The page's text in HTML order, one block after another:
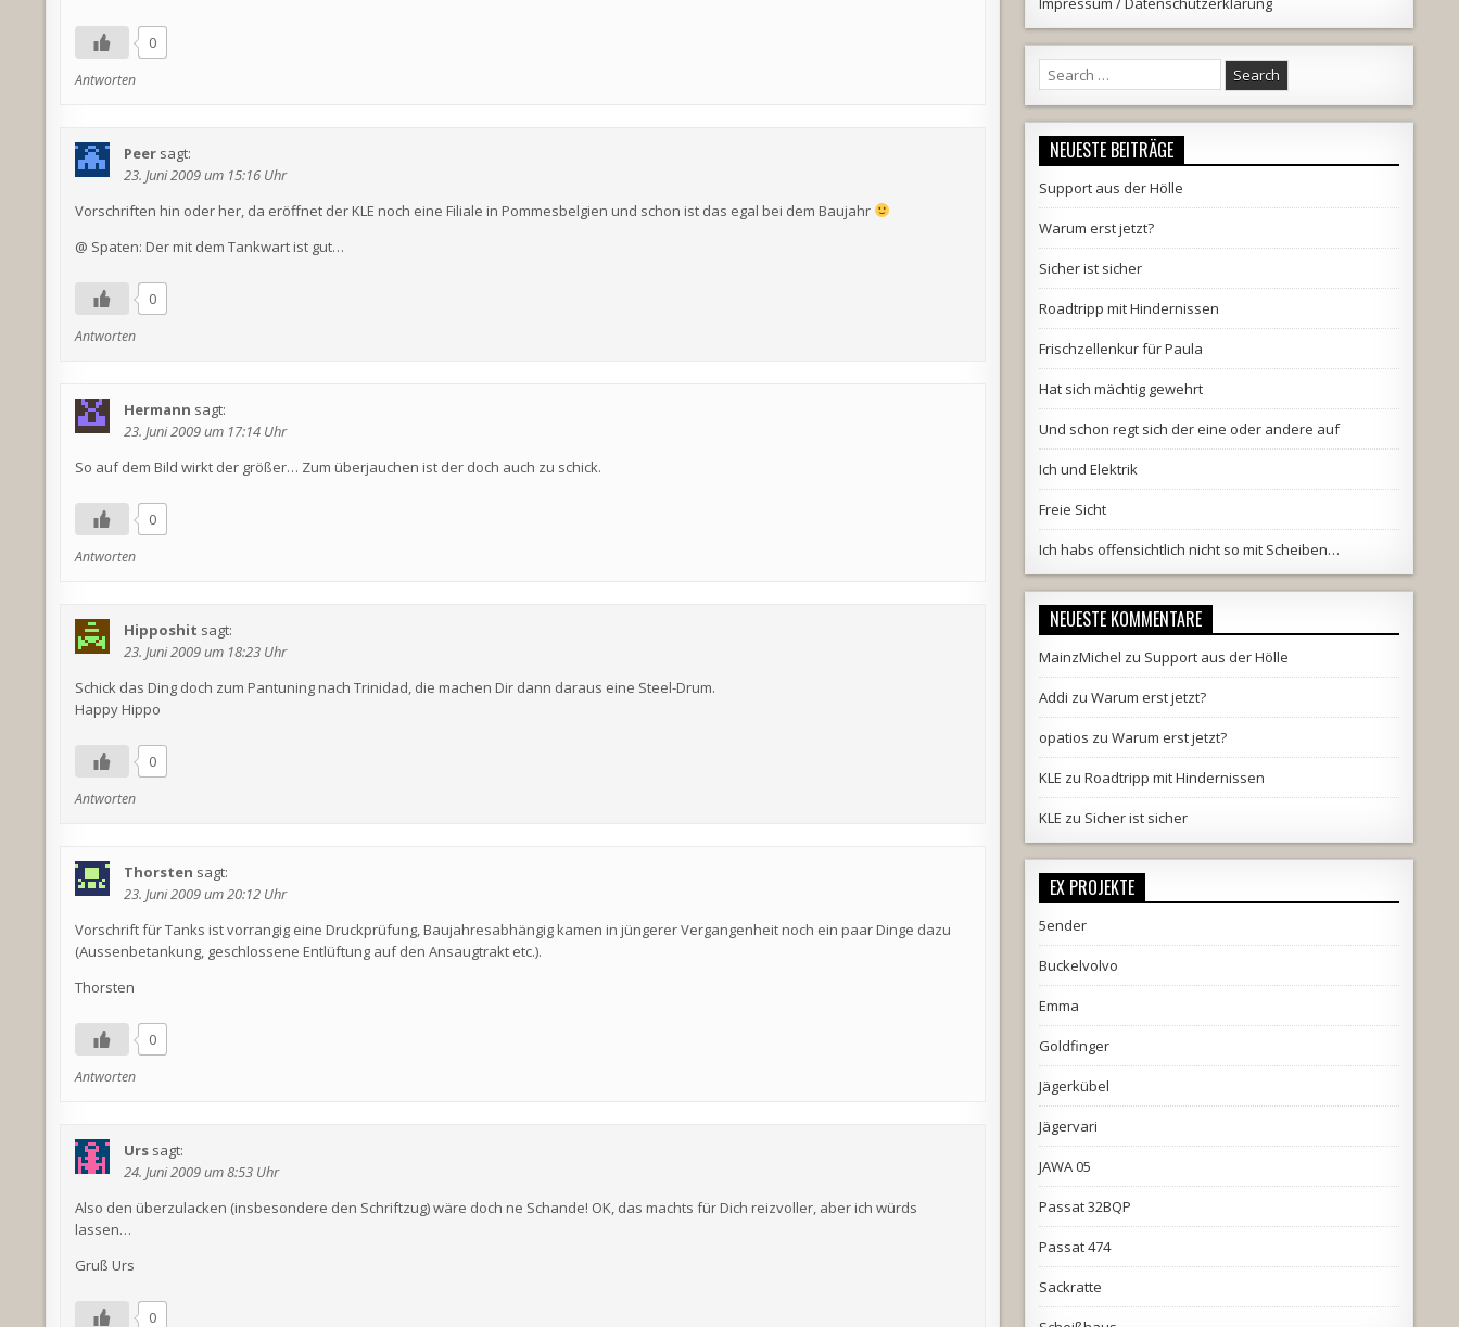
0
Antworten
Peer sagt:
23. Juni 2009 um 15:16 Uhr
Vorschriften hin oder her, da eröffnet der KLE noch eine Filiale in Pommesbelgien und schon ist das egal bei dem Baujahr
@ Spaten: Der mit dem Tankwart ist gut…
0
Antworten
Hermann sagt:
23. Juni 2009 um 17:14 Uhr
So auf dem Bild wirkt der größer… Zum überjauchen ist der doch auch zu schick.
0
Antworten
Hipposhit sagt:
23. Juni 2009 um 18:23 Uhr
Schick das Ding doch zum Pantuning nach Trinidad, die machen Dir dann daraus eine Steel-Drum.
Happy Hippo
0
Antworten
Thorsten sagt:
23. Juni 2009 um 20:12 Uhr
Vorschrift für Tanks ist vorrangig eine Druckprüfung, Baujahresabhängig kamen in jüngerer Vergangenheit noch ein paar Dinge dazu
(Aussenbetankung, geschlossene Entlüftung auf den Ansaugtrakt etc.).
Thorsten
0
Antworten
Urs sagt:
24. Juni 2009 um 8:53 Uhr
Also den überzulacken (insbesondere den Schriftzug) wäre doch ne Schande! OK, das machts für Dich reizvoller, aber ich würds
lassen…
Gruß Urs
0
Search
for:
NEUESTE BEITRÄGE
Support aus der Hölle
Warum erst jetzt?
Sicher ist sicher
Roadtripp mit Hindernissen
Frischzellenkur für Paula
Hat sich mächtig gewehrt
Und schon regt sich der eine oder andere auf
Ich und Elektrik
Freie Sicht
Ich habs offensichtlich nicht so mit Scheiben…
NEUESTE KOMMENTARE
MainzMichel zu Support aus der Hölle
Addi zu Warum erst jetzt?
opatios zu Warum erst jetzt?
KLE zu Roadtripp mit Hindernissen
KLE zu Sicher ist sicher
EX PROJEKTE
5ender
Buckelvolvo
Emma
Goldfinger
Jägerkübel
Jägervari
JAWA 05
Passat 32BQP
Passat 474
Sackratte